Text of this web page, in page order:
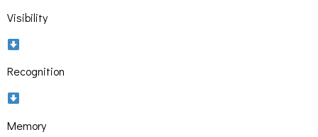
Visibility
Recognition
Memory